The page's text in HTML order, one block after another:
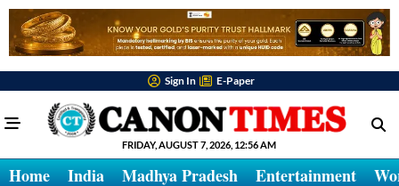
Sign In E-Paper
FRIDAY, AUGUST 7, 2026, 12:56 AM
Home India Madhya Pradesh Entertainment